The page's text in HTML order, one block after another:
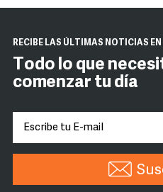
RECIBE LAS ÚLTIMAS NOTICIAS
Todo lo que
comenzar tu día